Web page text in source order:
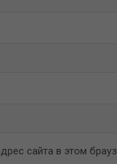
сайта в этом